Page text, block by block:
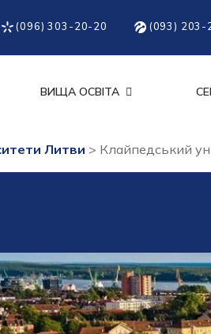
(096) 303-20-20 (093) 203-
ВИЩА ОСВІТА
Литви > Клайпедський